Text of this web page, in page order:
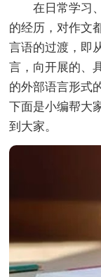
在日常学习、
的经历，对作文
言语的过渡，即
言，向开展的、
的外部语言形式
下面是小编帮大
到大家。